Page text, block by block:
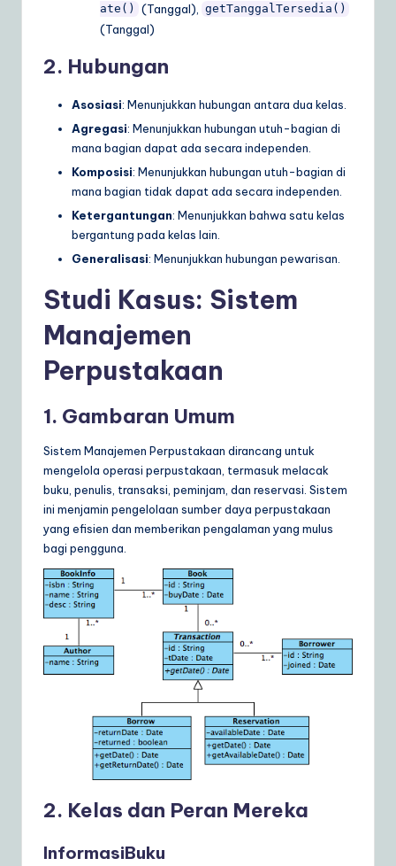
ate()
(Tanggal), getTanggalTersedia()
(Tanggal)
2. Hubungan
Asosiasi: Menunjukkan hubungan antara dua kelas.
Agregasi: Menunjukkan hubungan utuh-bagian di
mana bagian dapat ada secara independen.
Komposisi: Menunjukkan hubungan utuh-bagian di
mana bagian tidak dapat ada secara independen.
Ketergantungan: Menunjukkan bahwa satu kelas
bergantung pada kelas lain.
Generalisasi: Menunjukkan hubungan pewarisan.
Studi Kasus: Sistem
Manajemen
Perpustakaan
1. Gambaran Umum
Sistem Manajemen Perpustakaan dirancang untuk
mengelola operasi perpustakaan, termasuk melacak
buku, penulis, transaksi, peminjam, dan reservasi. Sistem
ini menjamin pengelolaan sumber daya perpustakaan
yang efisien dan memberikan pengalaman yang mulus
bagi pengguna.
2. Kelas dan Peran Mereka
InformasiBuku